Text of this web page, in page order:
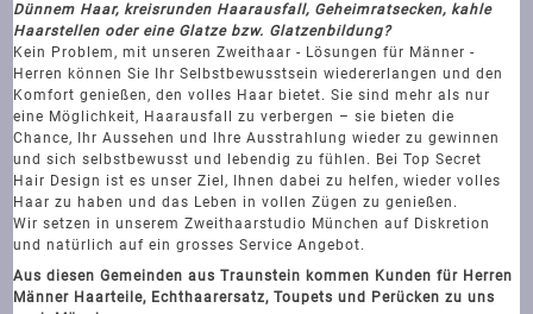
Dünnem Haar, kreisrunden Haarausfall, Geheimratsecken, kahle
Haarstellen oder eine Glatze bzw. Glatzenbildung?
Kein Problem, mit unseren Zweithaar - Lösungen für Männer -
Herren können Sie Ihr Selbstbewusstsein wiedererlangen und den
Komfort genießen, den volles Haar bietet. Sie sind mehr als nur
eine Möglichkeit, Haarausfall zu verbergen – sie bieten die
Chance, Ihr Aussehen und Ihre Ausstrahlung wieder zu gewinnen
und sich selbstbewusst und lebendig zu fühlen. Bei Top Secret
Hair Design ist es unser Ziel, Ihnen dabei zu helfen, wieder volles
Haar zu haben und das Leben in vollen Zügen zu genießen.
Wir setzen in unserem Zweithaarstudio München auf Diskretion
und natürlich auf ein grosses Service Angebot.
Aus diesen Gemeinden aus Traunstein kommen Kunden für Herren
Männer Haarteile, Echthaarersatz, Toupets und Perücken zu uns